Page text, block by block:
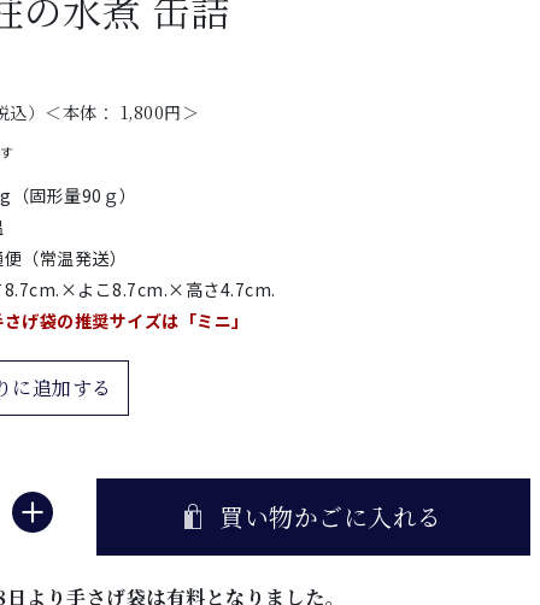
込）＜本体： 1,800円＞
（固形量90ｇ）
（常温発送）
8.7cm.×よこ8.7cm.×高さ4.7cm.
げ袋の推奨サイズは「ミニ」
に追加する
買い物かごに入れる
より手さげ袋は有料となりました。